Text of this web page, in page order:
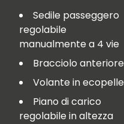
Sedile passeggero
regolabile
manualmente a 4 vie
Bracciolo anteriore
Volante in ecopelle
Piano di carico
regolabile in altezza